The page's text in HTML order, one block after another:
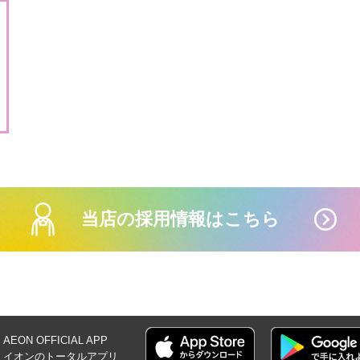
当店の採用情報はこちら
AEON OFFICIAL APP
イオンの トータルアプリ